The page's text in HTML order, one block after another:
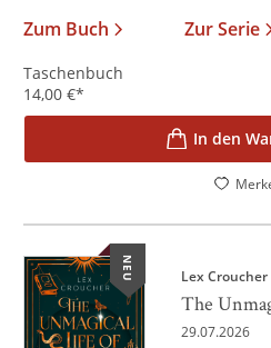
Zum Buch
Zur Serie
Taschenbuch
14,00 €*
In den
NEU Lex Croucher
The
29.07.2026